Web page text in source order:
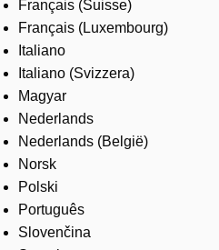
Français (Suisse)
Français (Luxembourg)
Italiano
Italiano (Svizzera)
Magyar
Nederlands
Nederlands (België)
Norsk
Polski
Português
Slovenčina